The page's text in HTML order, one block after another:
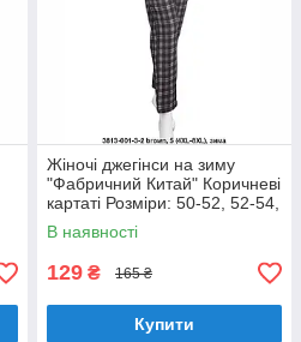
Жіночі джегінси на зиму
"Фабричний Китай" Коричневі
картаті Розміри: 50-52, 52-54,
54-56, 56-58 (18128-8)
В наявності
129 ₴ 165 ₴
Купити